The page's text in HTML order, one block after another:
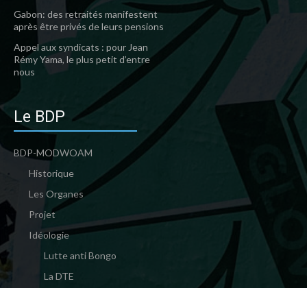
Gabon: des retraités manifestent
après être privés de leurs pensions
Appel aux syndicats : pour Jean
Rémy Yama, le plus petit d’entre
nous
Le BDP
BDP-MODWOAM
Historique
Les Organes
Projet
Idéologie
Lutte anti Bongo
La DTE